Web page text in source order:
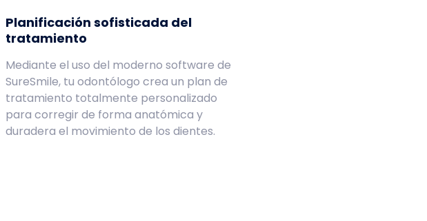
Planificación sofisticada del
tratamiento
Mediante el uso del moderno software de
SureSmile, tu odontólogo crea un plan de
tratamiento totalmente personalizado
para corregir de forma anatómica y
duradera el movimiento de los dientes.